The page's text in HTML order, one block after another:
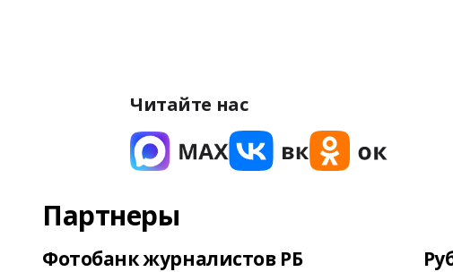
Читайте нас
Партнеры
Фотобанк журналистов РБ